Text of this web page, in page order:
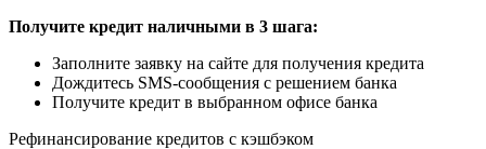
Получите кредит наличными в 3 шага:
Заполните заявку на сайте для получения кредита
Дождитесь SMS-сообщения с решением банка
Получите кредит в выбранном офисе банка
Рефинансирование кредитов с кэшбэком